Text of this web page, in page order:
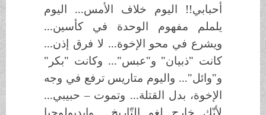
أحبابي!! اليوم خلاف الأمس... اليوم
يلملم مفهوم الوحدة في كأسين...
ويشرع في محو الإخوة... لا فرق إذن...
كانت "ذبيان" و"عبس"... وكانت "بكر"
و"وائل"... واليوم متاريس ترفع في وجه
الإخوة، بدل القتلة... وتموت – حبيبي...
لأنّك خارج لغو التّاريخ... وإيديولوجيا